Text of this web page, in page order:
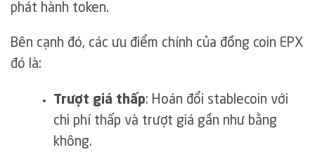
phát hành token.
Bên cạnh đó, các ưu điểm chính của đồng coin EPX
đó là:
Trượt giá thấp: Hoán đổi stablecoin với
chi phí thấp và trượt giá gần như bằng
không.